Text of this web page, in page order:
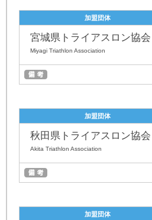
加盟団体
宮城県トライアスロン協会
Miyagi Triathlon Association
加盟団体
秋田県トライアスロン協会
Akita Triathlon Association
加盟団体